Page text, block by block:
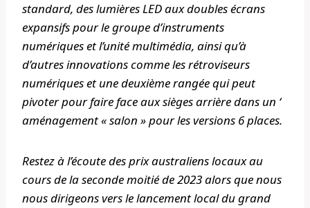
standard, des lumières LED aux doubles écrans
expansifs pour le groupe d’instruments
numériques et l’unité multimédia, ainsi qu’à
d’autres innovations comme les rétroviseurs
numériques et une deuxième rangée qui peut
pivoter pour faire face aux sièges arrière dans un ‘
aménagement « salon » pour les versions 6 places.
Restez à l’écoute des prix australiens locaux au
cours de la seconde moitié de 2023 alors que nous
nous dirigeons vers le lancement local du grand